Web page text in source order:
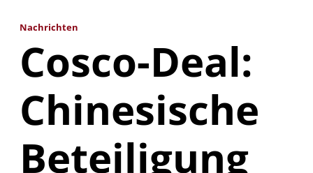
Nachrichten
Cosco-Deal:
Chinesische
Beteiligung